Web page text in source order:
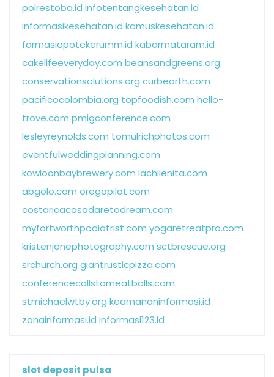
polrestoba.id infotentangkesehatan.id
informasikesehatan.id kamuskesehatan.id
farmasiapotekerumm.id kabarmataram.id
cakelifeeveryday.com beansandgreens.org
conservationsolutions.org curbearth.com
pacificocolombia.org topfoodish.com hello-
trove.com pmigconference.com
lesleyreynolds.com tomulrichphotos.com
eventfulweddingplanning.com
kowloonbaybrewery.com lachilenita.com
abgolo.com oregopilot.com
costaricacasadaretodream.com
myfortworthpodiatrist.com yogaretreatpro.com
kristenjanephotography.com sctbrescue.org
srchurch.org giantrusticpizza.com
conferencecallstomeatballs.com
stmichaelwtby.org keamananinformasi.id
zonainformasi.id informasi123.id
slot deposit pulsa